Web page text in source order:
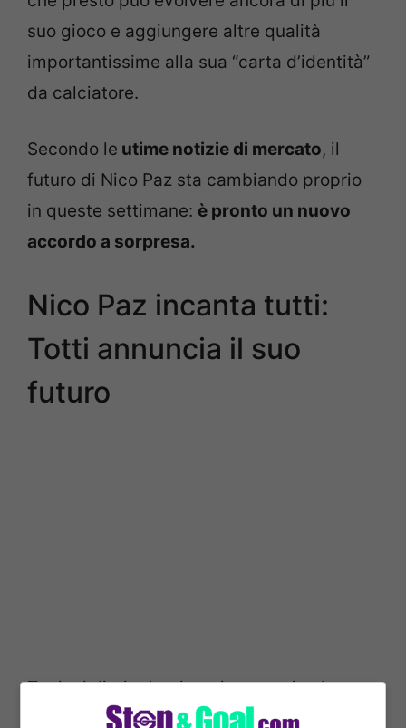
suo gioco e aggiungere altre qualità
importantissime alla sua “carta d’identità”
da calciatore.
Secondo le utime notizie di mercato, il
futuro di Nico Paz sta cambiando proprio
in queste settimane: è pronto un nuovo
accordo a sorpresa.
Nico Paz incanta tutti:
Totti annuncia il suo
futuro
Tra i migliori talenti oggi presenti nel
calcio italianoc’è sicuramenteNico Paz.